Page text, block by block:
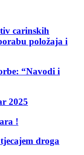
carinskih
položaja i
“Navodi i
2025
!
droga